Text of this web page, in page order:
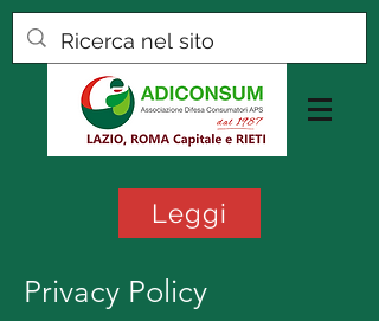
Leggi
Privacy Policy